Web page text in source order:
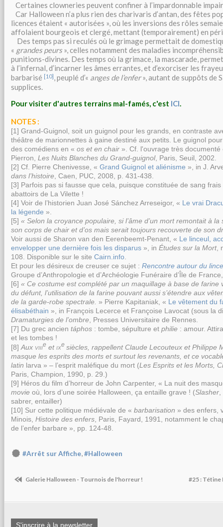
Certaines clowneries peuvent confiner à l’impardonnable
Car Halloween n’a plus rien des charivaris d’antan, des fêtes
licences étaient « autorisées », où les inversions des rôles
affolaient bourgeois et clergé, mettant (temporairement) en
Des temps pas si reculés où le grimage permettait de
« grandes peurs », celles notamment des maladies
punitions-divines. Des temps où la grimace, la mascarade,
à l’infernal, d’incarner les âmes errantes, et d’exorciser les
barbarisé [10], peuplé d’« anges de l’enfer», autant de suppôts de
supplices.
Pour visiter d'autres terrains mal-famés, c'est ICI
NOTES :
[1] Grand-Guignol, soit un guignol pour les grands, en contraste
théâtre de marionnettes à gaine destiné aux petits. Le guignol
des comédiens en « os et en chair ». Cf. l'ouvrage très documenté
Pierron, Les Nuits Blanches du Grand-guignol, Paris, Seuil, 2002.
[2] Cf. Pierre Chenivesse, « Grand Guignol et aliénisme », in J.
dans l’histoire , Caen, PUC, 2008, p. 431-438.
[3] Parfois pas si fausse que cela, puisque constituée de sang
abattoirs de La Vilette !
[4] Voir de l’historien Juan José Sánchez Arreseigor, « Le vrai
la légende ».
[5] « Selon la croyance populaire, si l’âme d’un mort remontait à
son corps de chair et d’os mais serait toujours recouverte de son
Voir aussi de Sharon van den Eerenbeemt-Penant, « Le linceul,
envelopper une dernière fois les disparus », in Études sur la Mort,
108. Disponible sur le site Cairn.info
Et pour les désireux de creuser ce sujet : Rencontre autour du
Groupe d’Anthropologie et d’Archéologie Funéraire d’Île de
[6] « Ce costume est complété par un maquillage à base de farine
du défunt, l’utilisation de la farine pouvant aussi s’étendre aux
de la garde-robe spectrale. » Pierre Kapitaniak, « Le vêtement du
élisabéthain », in François Lecerce et Françoise Lavocat (sous la
Dramaturgies de l’ombre Presses Universitaire de Rennes
[7] Du grec ancien táphos : tombe, sépulture et philie : amour.
et les tombes !
[8]Aux viiie et ixe siècles, rappellent Claude Lecouteux et Philippe
masque les esprits des morts et surtout les revenants, et ce
latin larva » – l’esprit maléfique du mort (Les Esprits et les Morts,
Paris, Champion, 1990, p. 29.)
[9] Héros du film d’horreur de John Carpenter, « La nuit des
movie où, lors d’une soirée Halloween, ça entaille grave ! (Slasher,
sabrer, entailler)
[10] Sur cette politique médiévale de « barbarisation » des enfers,
Minois, Histoire des enfers, Paris, Fayard, 1991, notamment le
de l’enfer barbare », pp. 124-48.
#Arrêt sur Affiche,#Halloween
Galerie Halloween - Tournois de l'horreur ! #25 : Tétine
S'inscrire à la newsletter